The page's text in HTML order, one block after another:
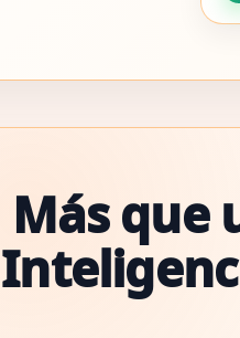
Más que